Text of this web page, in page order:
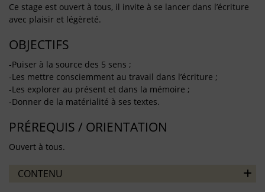
Ce stage est ouvert à tous, il invite à se lancer dans l’écriture
avec plaisir et légèreté.
OBJECTIFS
-Puiser à la source des 5 sens ;
-Les mettre consciemment au travail dans l’écriture ;
-Les explorer au présent et dans la mémoire ;
-Donner de la matérialité à ses textes.
PRÉREQUIS / ORIENTATION
Ouvert à tous.
CONTENU